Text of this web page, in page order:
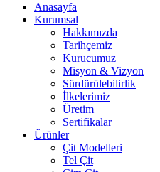
Anasayfa
Kurumsal
Hakkımızda
Tarihçemiz
Kurucumuz
Misyon & Vizyon
Sürdürülebilirlik
İlkelerimiz
Üretim
Sertifikalar
Ürünler
Çit Modelleri
Tel Çit